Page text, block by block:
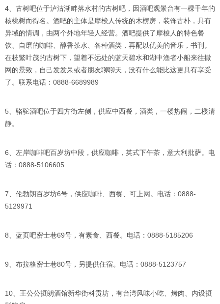
4、古树吧位于泸沽湖畔落水村的古树吧，因酒吧观景台有一棵千年的
核桃树而得名。酒吧的主体是摩梭人传统的木楞房，装饰古朴，具有
异域的情调，由两个外地年轻人经营。酒吧提供了摩梭人的特色餐
饮、自磨的咖啡、醇香茶水、各种酒类，再配以优美的音乐，书刊。
在枝繁叶茂的古树下，望着不远处的蓝天碧水和湖中渔者小船来往撒
网的景致，自己发发呆或者朋友聊聊天，没有什么能比这更具有享受
了。联系电话：0888-6689989
5、骆驼酒吧位于四方街左侧，供应中西餐，酒类，一楼热闹，二楼清
静。
6、左岸咖啡吧百岁坊中段，供应咖啡，英式下午茶，意大利批萨。电
话：0888-5106605
7、伦勃朗百岁坊6号，供应咖啡、西餐、可上网。电话：0888-
5129971
8、蓝页吧密士巷69号，有素食、西餐。电话：0888-5185206
9、布拉格密士巷80号，另提供住宿。电话：0888-5123757
10、王公公摄朗酒馆新华街科贡坊，有台湾风味小吃、烤肉、内设摄